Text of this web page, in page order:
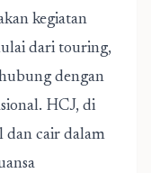
kegiatan
dari touring,
dengan
HCJ, di
dan cair dalam